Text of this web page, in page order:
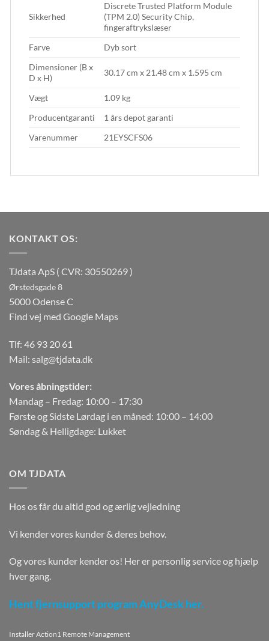
Sikkerhed
Discrete Trusted Platform Module
(TPM 2.0) Security Chip,
fingeraftrykslæser
Farve
Dyb sort
Dimensioner (B x
D x H)
30.17 cm x 21.48 cm x 1.595 cm
Vægt
1.09 kg
Producentgaranti
1 års depot garanti
Varenummer
21EYSCFS06
KONTAKT OS:
TJdata ApS ( CVR: 30550269 )
Ørstedsgade 8
5000 Odense C
Find vej med Google Maps
Tlf: 46 93 20 61
Mail: salg@tjdata.dk
Vores åbningstider:
Mandag – Fredag: 10:00 – 17:30
Første og Sidste Lørdag i en måned: 10:00 – 14:00
Søndag & Helligdage: Lukket
OM TJDATA
Hos os får du altid god og ærlig vejledning
Vi kender vores kunder & deres behov.
Og vores kunder kender os! Her er personlig service og hjælp
hver gang.
Hent fjernsupport program AnyDesk her.
Installer Action1 Remote Management